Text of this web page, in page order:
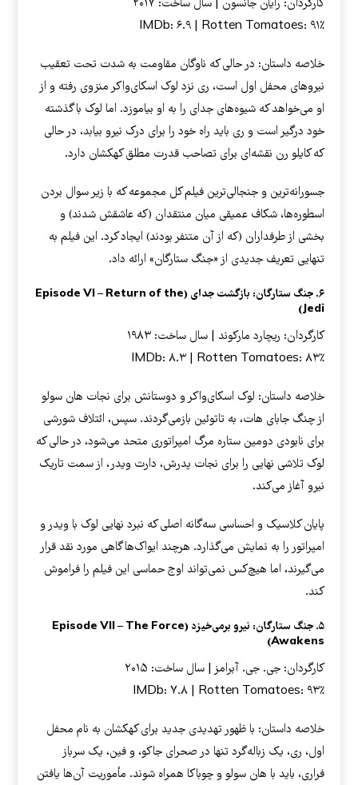
کارگردان: رایان جانسون | سال ساخت: ۲۰۱۷
IMDb: ۶.۹ | Rotten Tomatoes: ۹۱٪
خلاصه داستان: در حالی که ناوگان مقاومت به شدت تحت تعقیب
نیروهای محفل اول است، ری نزد لوک اسکای‌واکر منزوی رفته و از
او می‌خواهد که شیوه‌های جدای را به او بیاموزد. اما لوک با گذشته
خود درگیر است و ری باید راه خود را برای درک نیرو بیابد، در حالی
که کایلو رن نقشه‌ای برای تصاحب قدرت مطلق کهکشان دارد.
جسورانه‌ترین و جنجالی‌ترین فیلم کل مجموعه که با زیر سوال بردن
اسطوره‌ها، شکاف عمیقی میان منتقدان (که عاشقش شدند) و
بخشی از طرفداران (که از آن متنفر بودند) ایجاد کرد. این فیلم به
تنهایی تعریف جدیدی از «جنگ ستارگان» ارائه داد.
۶. جنگ ستارگان: بازگشت جدای (Episode VI – Return of the
Jedi)
کارگردان: ریچارد مارکوند | سال ساخت: ۱۹۸۳
IMDb: ۸.۳ | Rotten Tomatoes: ۸۳٪
خلاصه داستان: لوک اسکای‌واکر و دوستانش برای نجات هان سولو
از چنگ جابای هات، به تاتوئین بازمی‌گردند. سپس، ائتلاف شورشی
برای نابودی دومین ستاره مرگ امپراتوری متحد می‌شود، در حالی که
لوک تلاشی نهایی را برای نجات پدرش، دارث ویدر، از سمت تاریک
نیرو آغاز می‌کند.
پایان کلاسیک و احساسی سه‌گانه اصلی که نبرد نهایی لوک با ویدر و
امپراتور را به نمایش می‌گذارد. هرچند ایواک‌ها گاهی مورد نقد قرار
می‌گیرند، اما هیچ‌کس نمی‌تواند اوج حماسی این فیلم را فراموش
کند.
۵. جنگ ستارگان: نیرو برمی‌خیزد (Episode VII – The Force
Awakens)
کارگردان: جی. جی. آبرامز | سال ساخت: ۲۰۱۵
IMDb: ۷.۸ | Rotten Tomatoes: ۹۳٪
خلاصه داستان: با ظهور تهدیدی جدید برای کهکشان به نام محفل
اول، ری، یک زباله‌گرد تنها در صحرای جاکو، و فین، یک سرباز
فراری، باید با هان سولو و چوباکا همراه شوند. مأموریت آن‌ها یافتن